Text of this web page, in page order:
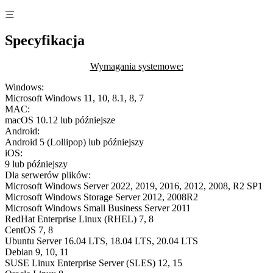
Specyfikacja
Wymagania systemowe:
Windows:
Microsoft Windows 11, 10, 8.1, 8, 7
MAC:
macOS 10.12 lub późniejsze
Android:
Android 5 (Lollipop) lub późniejszy
iOS:
9 lub późniejszy
Dla serwerów plików:
Microsoft Windows Server 2022, 2019, 2016, 2012, 2008, R2 SP1
Microsoft Windows Storage Server 2012, 2008R2
Microsoft Windows Small Business Server 2011
RedHat Enterprise Linux (RHEL) 7, 8
CentOS 7, 8
Ubuntu Server 16.04 LTS, 18.04 LTS, 20.04 LTS
Debian 9, 10, 11
SUSE Linux Enterprise Server (SLES) 12, 15